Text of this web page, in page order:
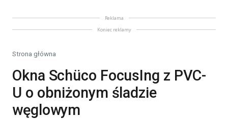
Reklama
Koniec reklamy
Strona główna
Okna Schüco FocusIng z PVC-
U o obniżonym śladzie
węglowym